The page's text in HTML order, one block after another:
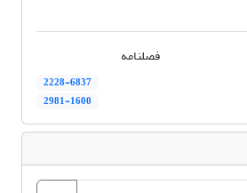
فصلنامه
2228-6837
2981-1600